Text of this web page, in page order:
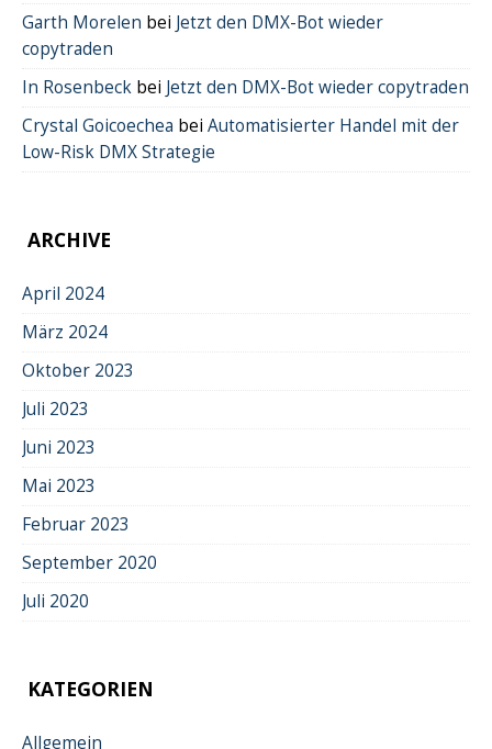
Garth Morelen bei Jetzt den DMX-Bot wieder
copytraden
In Rosenbeck bei Jetzt den DMX-Bot wieder copytraden
Crystal Goicoechea bei Automatisierter Handel mit der
Low-Risk DMX Strategie
ARCHIVE
April 2024
März 2024
Oktober 2023
Juli 2023
Juni 2023
Mai 2023
Februar 2023
September 2020
Juli 2020
KATEGORIEN
Allgemein